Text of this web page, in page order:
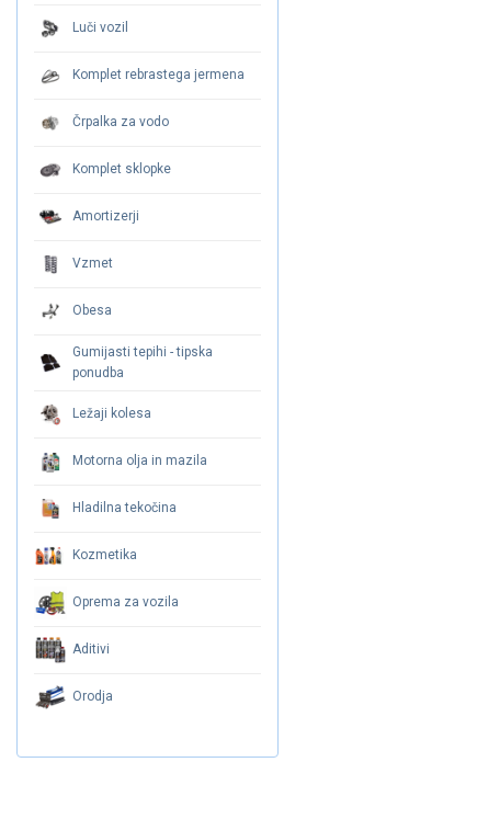
Luči vozil
Komplet rebrastega jermena
Črpalka za vodo
Komplet sklopke
Amortizerji
Vzmet
Obesa
Gumijasti tepihi - tipska
ponudba
Ležaji kolesa
Motorna olja in mazila
Hladilna tekočina
Kozmetika
Oprema za vozila
Aditivi
Orodja